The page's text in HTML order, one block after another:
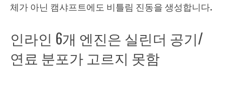
체가 아닌 캠샤프트에도 비틀림 진동을 생성합니다.
인라인 6개 엔진은 실린더 공기/
연료 분포가 고르지 못함